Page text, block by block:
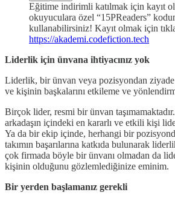
Eğitime indirimli katılmak için kayıt
okuyuculara özel “15PReaders”
kullanabilirsiniz! Kayıt olmak için
https://akademi.codefiction.tech
Liderlik için ünvana ihtiyacınız yok
Liderlik, bir ünvan veya pozisyondan
ve kişinin başkalarını etkileme ve
Birçok lider, resmi bir ünvan
arkadaşın içindeki en kararlı ve etkili kişi
Ya da bir ekip içinde, herhangi bir
takımın başarılarına katkıda bulunarak
çok firmada böyle bir ünvanı olmadan da
kişinin olduğunu gözlemlediğinize eminim.
Bir yerden başlamanız gerekli